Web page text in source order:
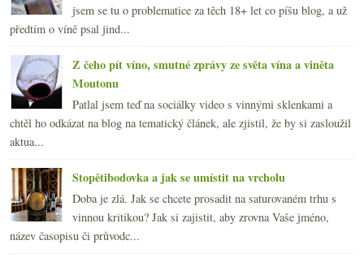
jsem se tu o problematice za těch 18+ let co píšu blog, a už
předtím o víně psal jind...
Z čeho pít víno, smutné zprávy ze světa vína a viněta
Moutonu
Patlal jsem teď na sociálky video s vinnými sklenkami a
chtěl ho odkázat na blog na tematický článek, ale zjistil, že by si zasloužil
aktua...
Stopětibodovka a jak se umístit na vrcholu
Doba je zlá. Jak se chcete prosadit na saturovaném trhu s
vinnou kritikou? Jak si zajistit, aby zrovna Vaše jméno,
název časopisu či průvodc...